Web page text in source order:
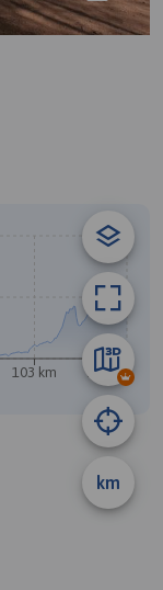
km
103 km 138 km